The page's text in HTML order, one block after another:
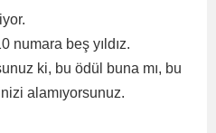
numara beş yıldız.
ki, bu ödül buna mı, bu
alamıyorsunuz.